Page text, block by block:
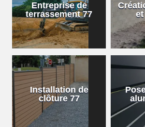
Entreprise de
terrassement 77
Installation de
clôture 77